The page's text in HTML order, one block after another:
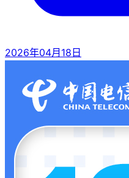
2026年04月18日